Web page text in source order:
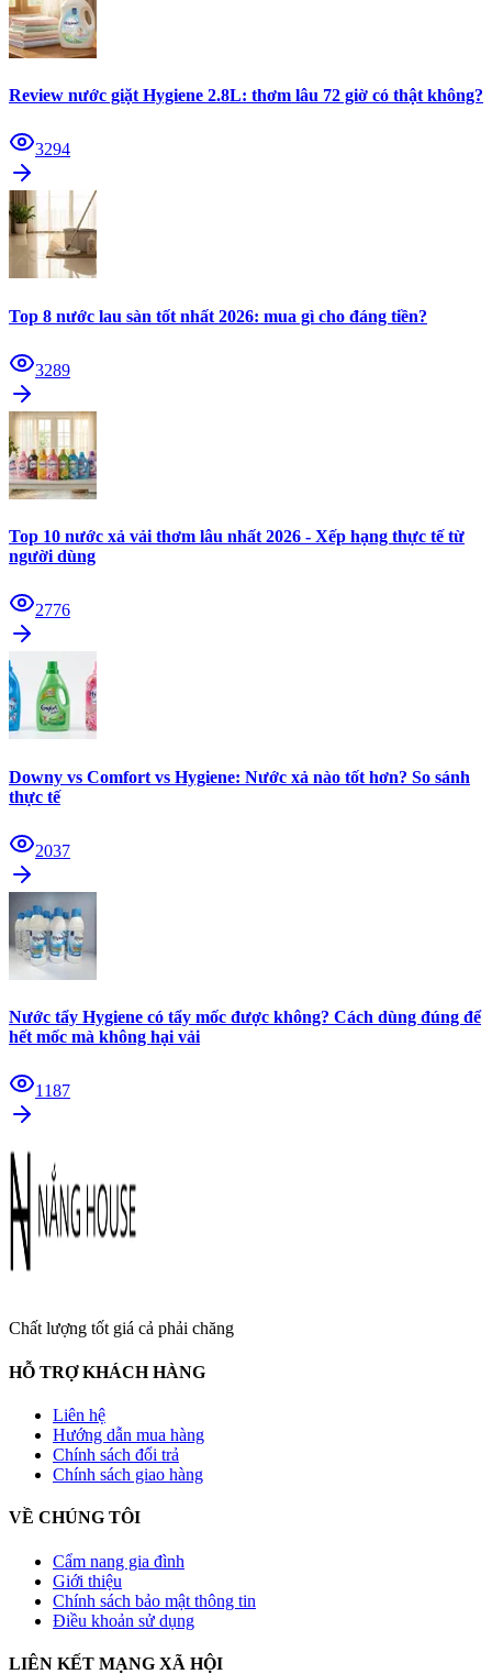
Review nước giặt Hygiene 2.8L: thơm lâu 72 giờ có thật không?
3294
Top 8 nước lau sàn tốt nhất 2026: mua gì cho đáng tiền?
3289
Top 10 nước xả vải thơm lâu nhất 2026 - Xếp hạng thực tế từ
người dùng
2776
Downy vs Comfort vs Hygiene: Nước xả nào tốt hơn? So sánh
thực tế
2037
Nước tẩy Hygiene có tẩy mốc được không? Cách dùng đúng để
hết mốc mà không hại vải
1187
Chất lượng tốt giá cả phải chăng
HỖ TRỢ KHÁCH HÀNG
Liên hệ
Hướng dẫn mua hàng
Chính sách đổi trả
Chính sách giao hàng
VỀ CHÚNG TÔI
Cẩm nang gia đình
Giới thiệu
Chính sách bảo mật thông tin
Điều khoản sử dụng
LIÊN KẾT MẠNG XÃ HỘI